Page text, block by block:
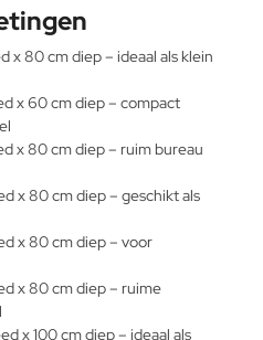
x 80 cm diep – ideaal als klein
x 60 cm diep – compact
x 80 cm diep – ruim bureau
x 80 cm diep – geschikt als
x 80 cm diep – voor
x 80 cm diep – ruime
x 100 cm diep – ideaal als